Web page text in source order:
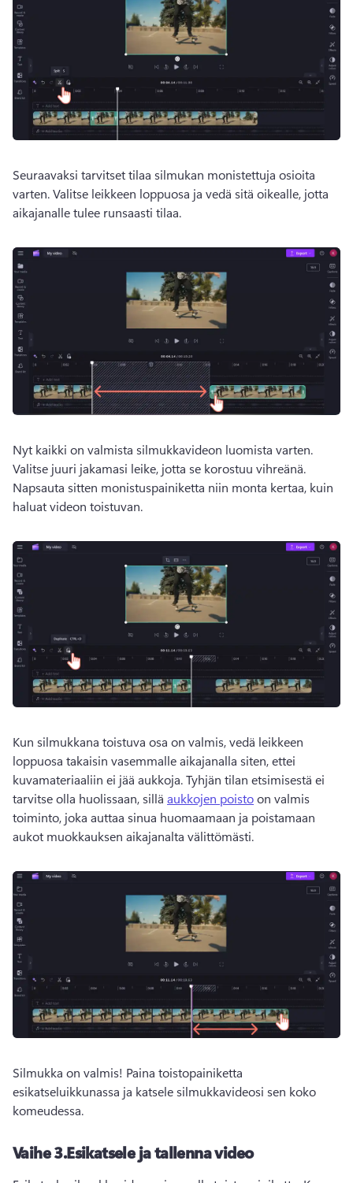
Seuraavaksi tarvitset tilaa silmukan monistettuja osioita
varten. Valitse leikkeen loppuosa ja vedä sitä oikealle, jotta
aikajanalle tulee runsaasti tilaa.
Valitse juuri jakamasi leike, jotta se korostuu vihreänä.
Napsauta sitten monistuspainiketta niin monta kertaa, kuin
haluat videon toistuvan.
Kun silmukkana toistuva osa on valmis, vedä leikkeen
loppuosa takaisin vasemmalle aikajanalla siten, ettei
kuvamateriaaliin ei jää aukkoja. Tyhjän tilan etsimisestä ei
tarvitse olla huolissaan, sillä aukkojen poisto on valmis
toiminto, joka auttaa sinua huomaamaan ja poistamaan
aukot muokkauksen aikajanalta välittömästi.
Silmukka on valmis! Paina toistopainiketta
esikatseluikkunassa ja katsele silmukkavideosi sen koko
komeudessa.
Vaihe 3.Esikatsele ja tallenna video